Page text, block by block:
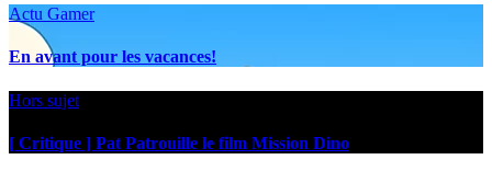
Actu Gamer
En avant pour les vacances!
Hors sujet
[ Critique ] Pat Patrouille le film Mission Dino